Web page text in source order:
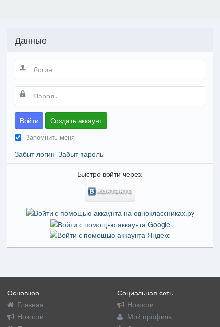
Данные
Войти Создать аккаунт
Запомнить меня
Забыт логин Забыт пароль
Быстро войти через:
Основное
Главная
Новости
Социальная сеть
Новости
Мой профиль